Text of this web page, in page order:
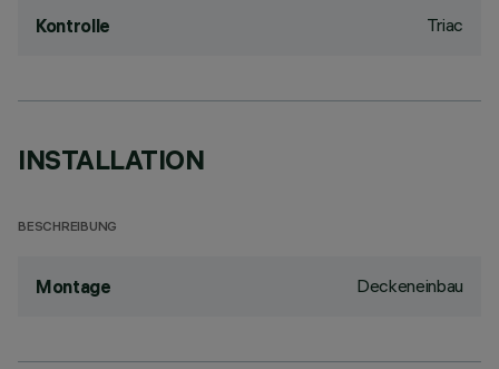
Kontrolle Triac
INSTALLATION
BESCHREIBUNG
Montage Deckeneinbau